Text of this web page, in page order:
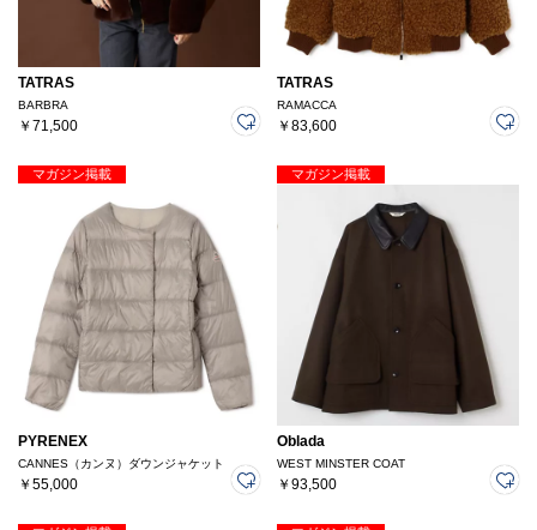
TATRAS
BARBRA
￥71,500
TATRAS
RAMACCA
￥83,600
マガジン掲載
PYRENEX
CANNES（カンヌ）ダウンジャケット
￥55,000
マガジン掲載
Oblada
WEST MINSTER COAT
￥93,500